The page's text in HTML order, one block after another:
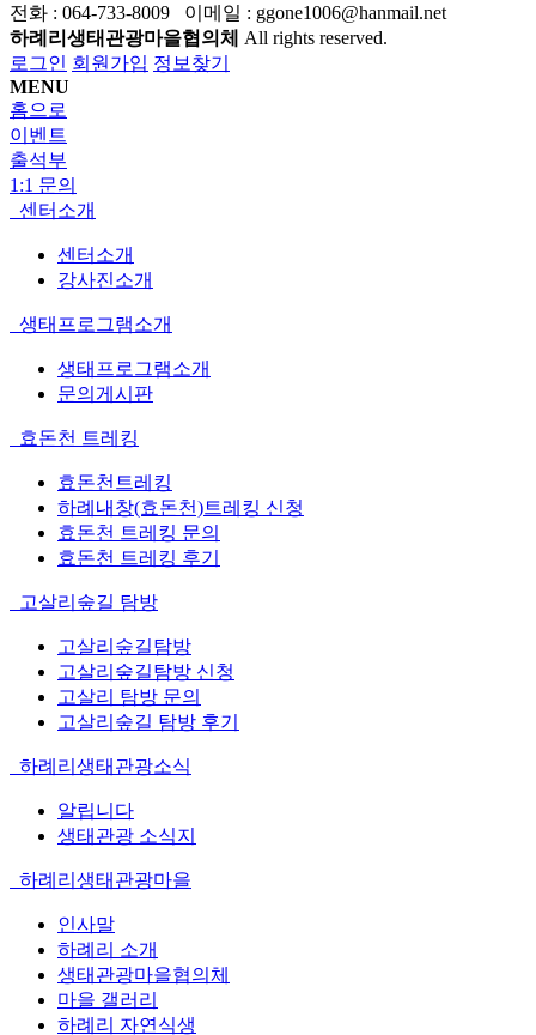
전화 : 064-733-8009 이메일 : ggone1006@hanmail.net
하례리생태관광마을협의체 All rights reserved.
로그인 회원가입 정보찾기
MENU
홈으로
이벤트
출석부
1:1 문의
센터소개
센터소개
강사진소개
생태프로그램소개
생태프로그램소개
문의게시판
효돈천 트레킹
효돈천트레킹
하례내창(효돈천)트레킹 신청
효돈천 트레킹 문의
효돈천 트레킹 후기
고살리숲길 탐방
고살리숲길탐방
고살리숲길탐방 신청
고살리 탐방 문의
고살리숲길 탐방 후기
하례리생태관광소식
알립니다
생태관광 소식지
하례리생태관광마을
인사말
하례리 소개
생태관광마을협의체
마을 갤러리
하례리 자연식생